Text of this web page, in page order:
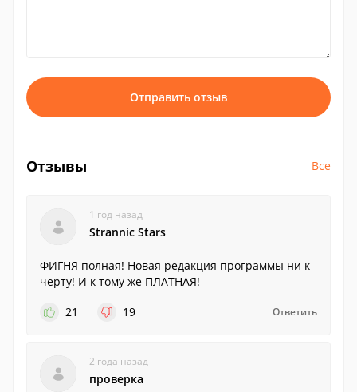
Отправить отзыв
Отзывы Все
1 год назад
Strannic Stars
ФИГНЯ полная! Новая редакция программы ни к
черту! И к тому же ПЛАТНАЯ!
21
19 Ответить
2 года назад
проверка